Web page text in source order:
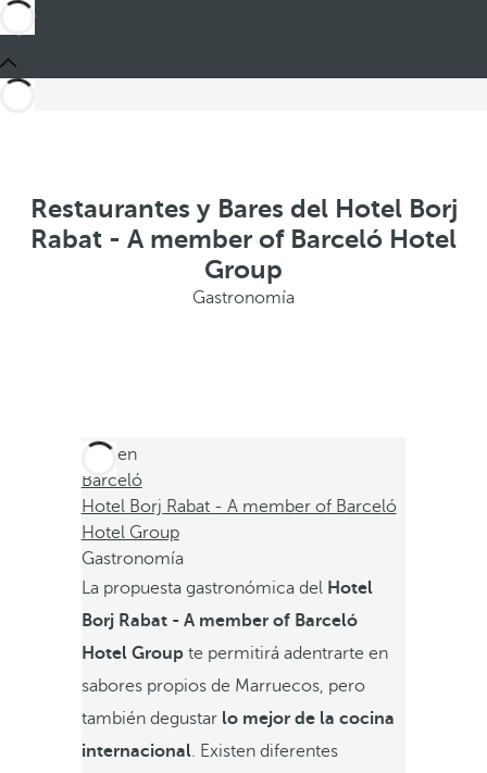
Restaurantes y Bares del Hotel Borj
Rabat - A member of Barceló Hotel
Group
Gastronomía
Está en
Barceló
Hotel Borj Rabat - A member of Barceló
Hotel Group
Gastronomía
La propuesta gastronómica del Hotel
Borj Rabat - A member of Barceló
Hotel Groupte permitirá adentrarte en
sabores propios de Marruecos, pero
también degustar lo mejor de la cocina
internacional. Existen diferentes